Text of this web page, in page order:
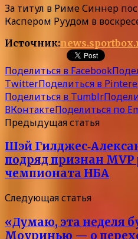
За титул в Риме Синнер
Каспером Руудом в
Источник:
Поделиться в Facebook
TwitterПоделиться в
Поделиться в Tumblr
ВКонтактеПоделиться по
Предыдущая статья
Шэй
подряд признан MVP
чемпионата НБА
Следующая статья
«Думаю, эта неделя
Моуринью — о